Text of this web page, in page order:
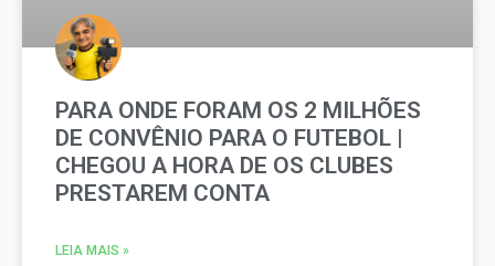
PARA ONDE FORAM OS 2 MILHÕES
DE CONVÊNIO PARA O FUTEBOL |
CHEGOU A HORA DE OS CLUBES
PRESTAREM CONTA
LEIA MAIS »